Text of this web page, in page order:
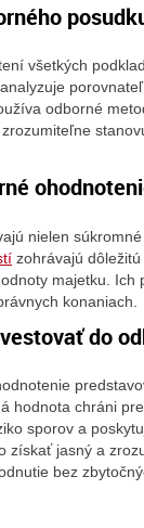
všetkých
odborné
nielen
zohrávajú
majetku.
konaniach.
do
hodnota chráni
sporov a
získať jasný a
bez